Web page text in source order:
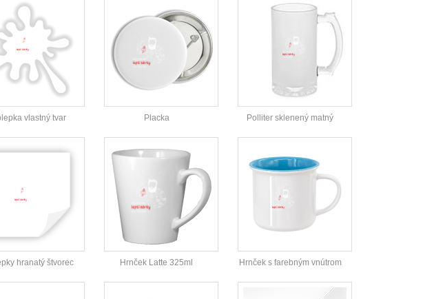
vlastný tvar Placka Polliter sklenený matný
hranatý štvorec Hrnček Latte 325ml Hrnček s farebným vnútrom